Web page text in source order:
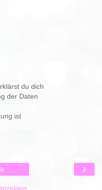
du dich
der Daten
ist
›